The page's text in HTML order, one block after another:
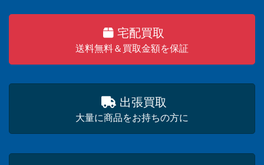
宅配買取
送料無料＆買取金額を保証
出張買取
大量に商品をお持ちの方に